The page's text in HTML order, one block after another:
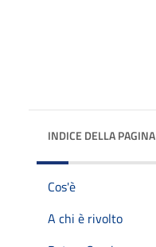
INDICE DELLA PAGINA
Cos'è
A chi è rivolto